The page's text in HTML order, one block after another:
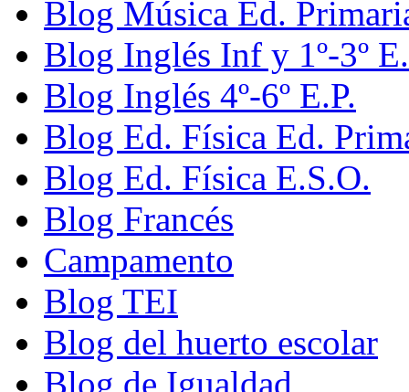
Blog Música Ed.
Blog Inglés Inf y 1º-3º
Blog Inglés 4º-6º E.P.
Blog Ed. Física Ed.
Blog Ed. Física E.S.O.
Blog Francés
Campamento
Blog TEI
Blog del huerto escolar
Blog de Igualdad